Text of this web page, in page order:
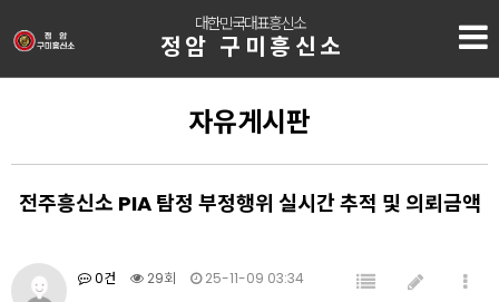
대한민국대표흥신소
정암 구미흥신소
자유게시판
전주흥신소 PIA 탐정 부정행위 실시간 추적 및 의뢰금액
0건 29회 25-11-09 03:34